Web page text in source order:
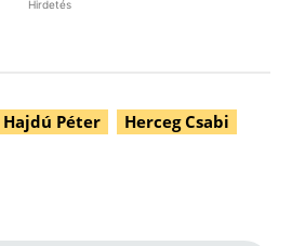
Hirdetés
Hajdú Péter Herceg Csabi